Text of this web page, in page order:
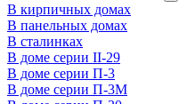
В кирпичных домах
В панельных домах
В сталинках
В доме серии II-29
В доме серии П-3
В доме серии П-3М